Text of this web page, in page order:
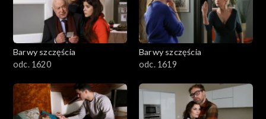
Barwy szczęścia
odc. 1620
Barwy szczęścia
odc. 1619